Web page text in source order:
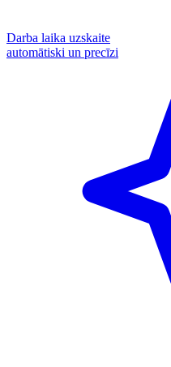
Darba laika uzskaite
automātiski un precīzi